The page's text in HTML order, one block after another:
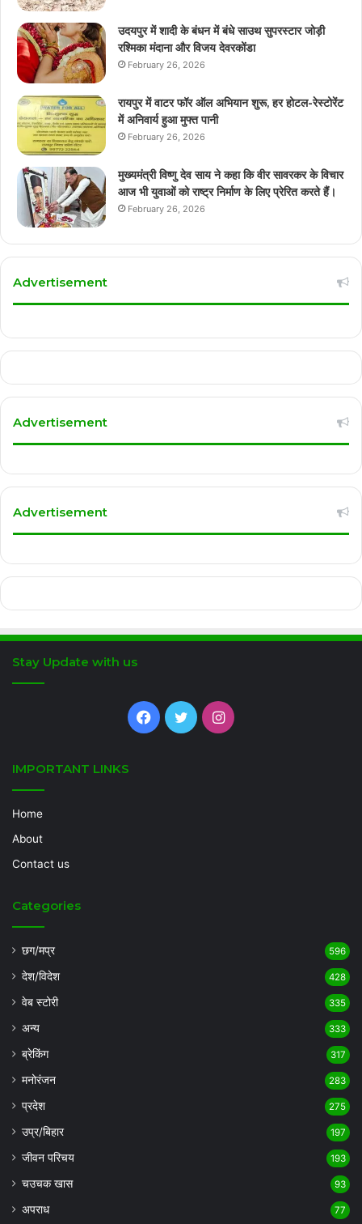
उदयपुर में शादी के बंधन में बंधे साउथ सुपरस्टार जोड़ी
रश्मिका मंदाना और विजय देवरकोंडा
February 26, 2026
रायपुर में वाटर फॉर ऑल अभियान शुरू, हर होटल-रेस्टोरेंट
में अनिवार्य हुआ मुफ्त पानी
February 26, 2026
मुख्यमंत्री विष्णु देव साय ने कहा कि वीर सावरकर के विचार
आज भी युवाओं को राष्ट्र निर्माण के लिए प्रेरित करते हैं।
February 26, 2026
Advertisement
Advertisement
Advertisement
Stay Update with us
Facebook
TwitterInstagram
IMPORTANT LINKS
Home
About
Contact us
Categories
छग/मप्र 596
देश/विदेश 428
वेब स्टोरी 335
अन्य 333
ब्रेकिंग 317
मनोरंजन 283
प्रदेश 275
उप्र/बिहार 197
जीवन परिचय 193
चउचक खास 93
अपराध 77